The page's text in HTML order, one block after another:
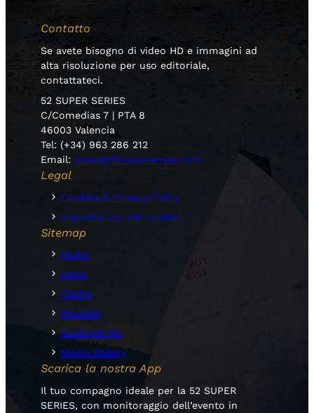
Contatto
Se avete bisogno di video HD e immagini ad
alta risoluzione per uso editoriale,
contattateci.
52 SUPER SERIES
C/Comedias 7 | PTA 8
46003 Valencia
Tel: (+34) 963 286 212
Email: press@52superseries.com
Legal
Cookies & Privacy Policy
Impostazioni dei cookie
Sitemap
Home
News
Teams
Risultati
Sostenibilità
Media Gallery
Scarica la nostra App
Il tuo compagno ideale per la 52 SUPER
SERIES, con monitoraggio dell’evento in